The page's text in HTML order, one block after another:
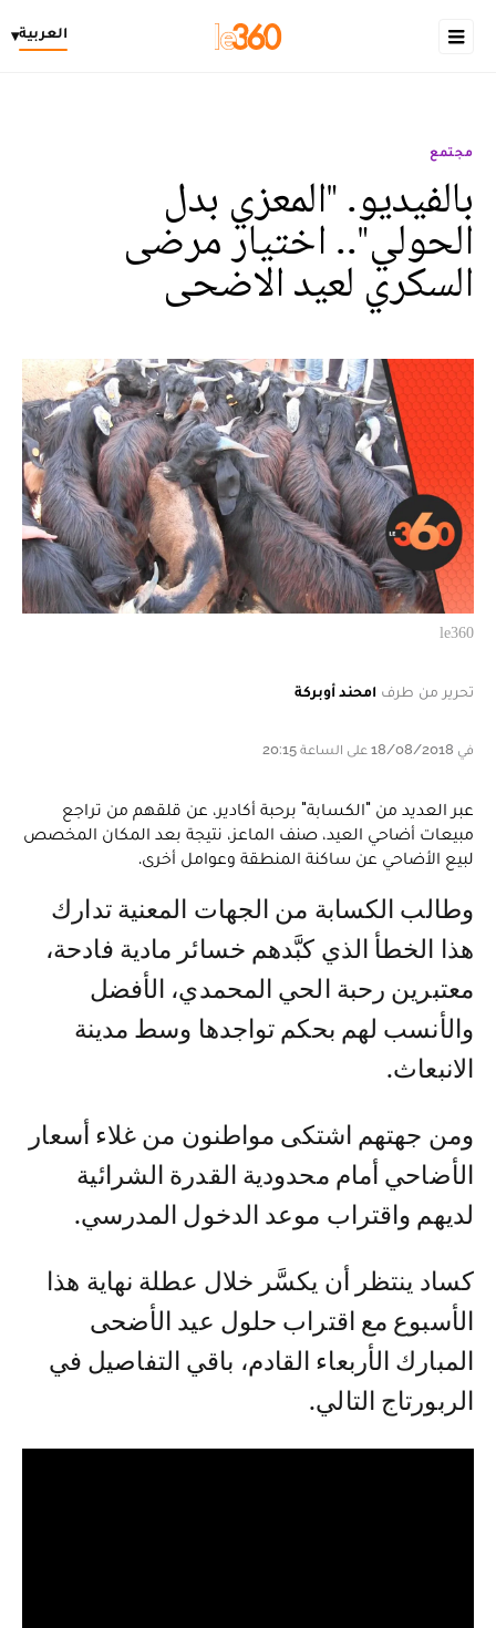
العربية▾
مجتمع
بالفيديو. "المعزي بدل
الحولي".. اختيار مرضى
السكري لعيد الاضحى
le360
تحرير من طرف امحند أوبركة
في 18/08/2018 على الساعة 20:15
عبر العديد من "الكسابة" برحبة أكادير، عن قلقهم من تراجع
مبيعات أضاحي العيد، صنف الماعز، نتيجة بعد المكان المخصص
لبيع الأضاحي عن ساكنة المنطقة وعوامل أخرى.
وطالب الكسابة من الجهات المعنية تدارك
هذا الخطأ الذي كبَّدهم خسائر مادية فادحة،
معتبرين رحبة الحي المحمدي، الأفضل
والأنسب لهم بحكم تواجدها وسط مدينة
الانبعاث.
ومن جهتهم اشتكى مواطنون من غلاء أسعار
الأضاحي أمام محدودية القدرة الشرائية
لديهم واقتراب موعد الدخول المدرسي.
كساد ينتظر أن يكسَّر خلال عطلة نهاية هذا
الأسبوع مع اقتراب حلول عيد الأضحى
المبارك الأربعاء القادم، باقي التفاصيل في
الربورتاج التالي.